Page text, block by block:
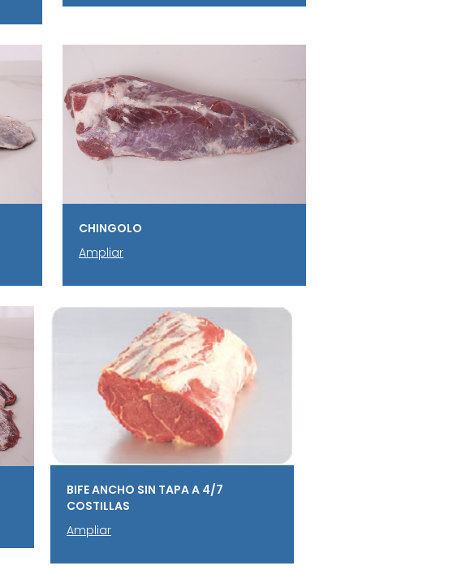
CHINGOLO
Ampliar
BIFE ANCHO SIN TAPA A 4/7
COSTILLAS
Ampliar